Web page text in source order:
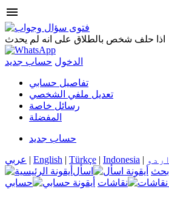
menu
اذا حلف شخص بالطلاق على انه لم يحدث
الدخول حساب جديد
تفاصيل حسابي
تعديل ملفي الشخصي
رسائل خاصة
المفضلة
حساب جديد
عربي | English | Türkçe | Indonesia | اردو
ابحث
اسأل
نقاشات
حسابي